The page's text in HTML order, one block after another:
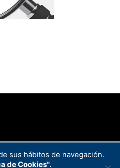
sus hábitos de navegación.
de Cookies".